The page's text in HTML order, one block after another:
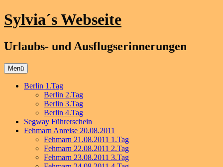
Zum
Inhalt
Sylvia´s Webseite
Urlaubs- und Ausflugserinnerungen
Menü
Berlin 1.Tag
Berlin 2.Tag
Berlin 3.Tag
Berlin 4.Tag
Segway Führerschein
Fehmarn Anreise 20.08.2011
Fehmarn 21.08.2011 1.Tag
Fehmarn 22.08.2011 2.Tag
Fehmarn 23.08.2011 3.Tag